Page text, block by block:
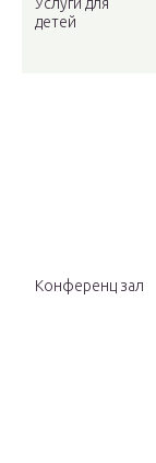
детей
Конференц зал